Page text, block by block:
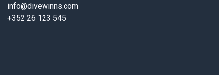
info@divewinns.com
+352 26 123 545